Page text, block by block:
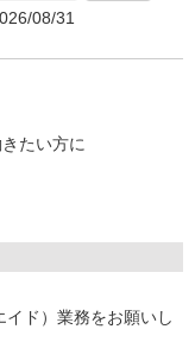
08/31
たい方に
いため、
ド）業務をお願いし